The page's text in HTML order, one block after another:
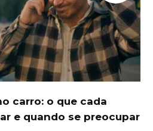
carro: o que cada
e quando se preocupar